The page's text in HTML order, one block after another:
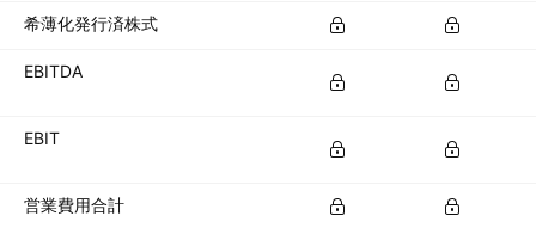
希薄化発行済株式
EBITDA
EBIT
営業費用合計